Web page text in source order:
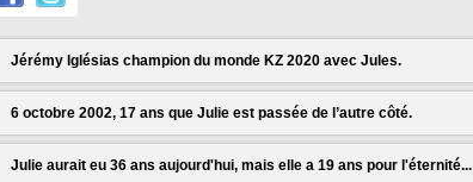
Jérémy Iglésias champion du monde KZ 2020 avec Jules.
6 octobre 2002, 17 ans que Julie est passée de l’autre côté.
Julie aurait eu 36 ans aujourd'hui, mais elle a 19 ans pour l'éternité...